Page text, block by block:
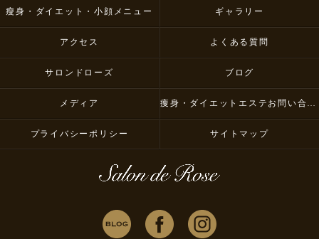
瘦身・ダイエット・小顔メニュー ギャラリー
アクセス よくある質問
サロンドローズ ブログ
メディア 痩身・ダイエットエステお問い合わせ
プライバシーポリシー サイトマップ